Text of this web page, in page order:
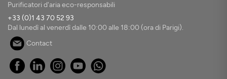
Purificatori d'aria eco-responsabili
+33 (0)1 43 70 52 93
Dal lunedì al venerdì dalle 10:00 alle 18:00 (ora di Parigi).
Contact